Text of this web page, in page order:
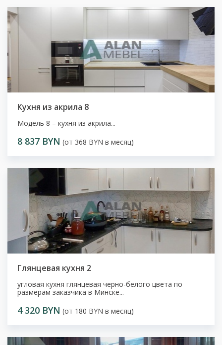
Кухня из акрила 8
Модель 8 – кухня из акрила...
8 837 BYN (от 368 BYN в месяц)
Глянцевая кухня 2
угловая кухня глянцевая черно-белого цвета по
размерам заказчика в Минске...
4 320 BYN (от 180 BYN в месяц)